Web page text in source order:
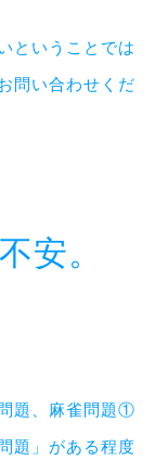
ということでは
問い合わせくだ
安。
題、麻雀問題①
題」がある程度